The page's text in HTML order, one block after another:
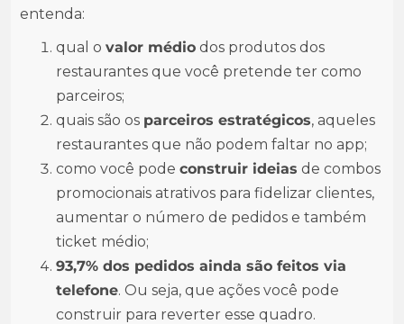
entenda:
qual o valor médio dos produtos dos
restaurantes que você pretende ter como
parceiros;
quais são os parceiros estratégicos, aqueles
restaurantes que não podem faltar no app;
como você pode construir ideias de combos
promocionais atrativos para fidelizar clientes,
aumentar o número de pedidos e também
ticket médio;
93,7% dos pedidos ainda são feitos via
telefone. Ou seja, que ações você pode
construir para reverter esse quadro.